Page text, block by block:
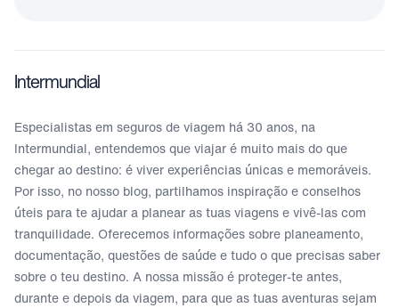
Intermundial
Especialistas em seguros de viagem há 30 anos, na
Intermundial, entendemos que viajar é muito mais do que
chegar ao destino: é viver experiências únicas e memoráveis.
Por isso, no nosso blog, partilhamos inspiração e conselhos
úteis para te ajudar a planear as tuas viagens e vivê-las com
tranquilidade. Oferecemos informações sobre planeamento,
documentação, questões de saúde e tudo o que precisas saber
sobre o teu destino. A nossa missão é proteger-te antes,
durante e depois da viagem, para que as tuas aventuras sejam